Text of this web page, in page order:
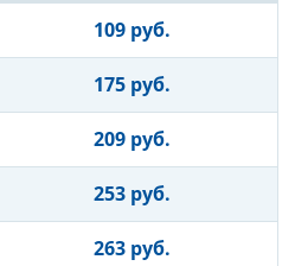
109 руб.
175 руб.
209 руб.
253 руб.
263 руб.